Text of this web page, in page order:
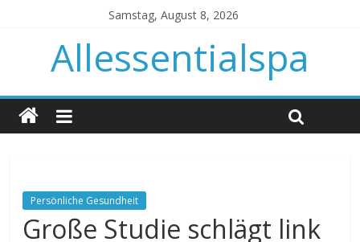
Samstag, August 8, 2026
Allessentialspa
Persönliche Gesundheit
Große Studie schlägt link